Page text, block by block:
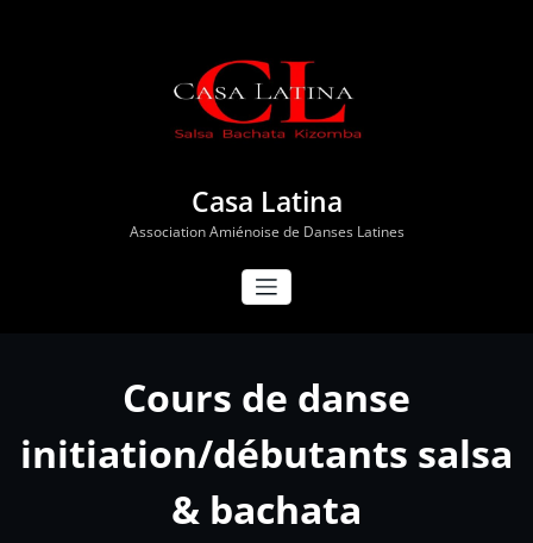
Casa Latina
Association Amiénoise de Danses Latines
Cours de danse
initiation/débutants salsa
& bachata